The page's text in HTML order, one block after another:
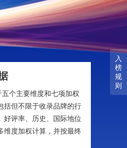
入
榜
规
则
个主要维度和七项加权
括但不限于收录品牌的行
好评率、历史、国际地位
维度加权计算，并按最终